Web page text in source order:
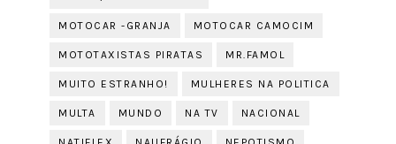
MOTOCAR -GRANJA MOTOCAR CAMOCIM
MOTOTAXISTAS PIRATAS MR.FAMOL
MUITO ESTRANHO! MULHERES NA POLITICA
MULTA MUNDO NA TV NACIONAL